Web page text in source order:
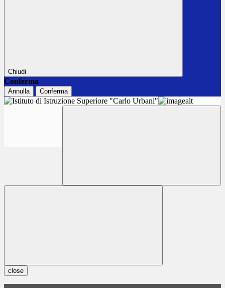
Chiudi
Conferma
Annulla Conferma
close